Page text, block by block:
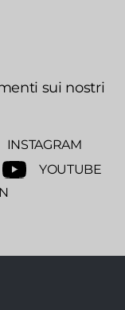
sui nostri
INSTAGRAM
YOUTUBE